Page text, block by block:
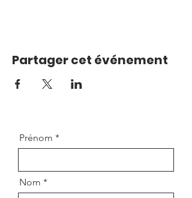
Partager cet événement
Prénom
Nom